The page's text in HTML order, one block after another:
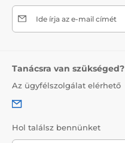
Ide írja az e-mail címét
Tanácsra van szükséged?
Az ügyfélszolgálat elérhető
Hol találsz bennünket